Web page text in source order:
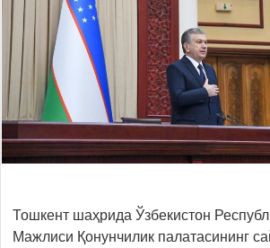
Тошкент шаҳрида Ўзбекистон
Мажлиси Қонунчилик палатасининг